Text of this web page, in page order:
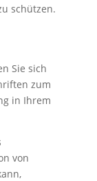
schützen.
Sie sich
zum
in Ihrem
von